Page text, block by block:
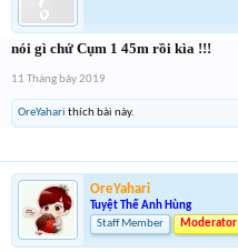
nói gì chứ Cụm 1 45m rồi kìa !!!
11 Tháng bảy 2019
OreYahari thích bài này.
OreYahari
Tuyệt Thế Anh Hùng
Staff Member
Moderator